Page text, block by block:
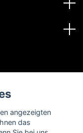
angezeigten
das